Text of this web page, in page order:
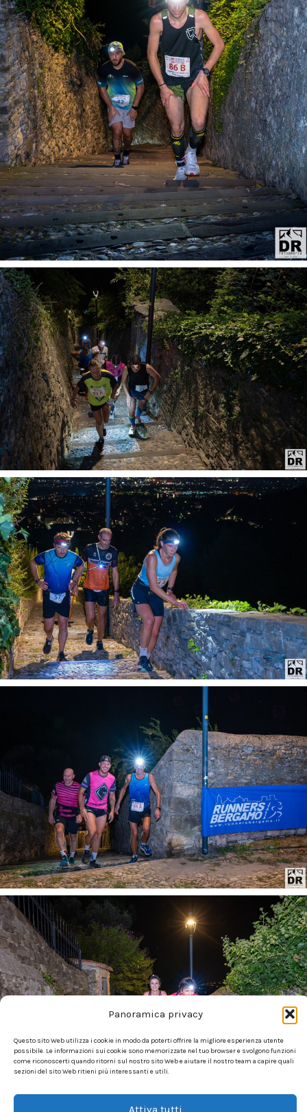
Panoramica privacy
Questo sito Web utilizza i cookie in modo da poterti offrire la migliore esperienza utente
possibile. Le informazioni sui cookie sono memorizzate nel tuo browser e svolgono funzioni
come riconoscerti quando ritorni sul nostro sito Web e aiutare il nostro team a capire quali
sezioni del sito Web ritieni più interessanti e utili.